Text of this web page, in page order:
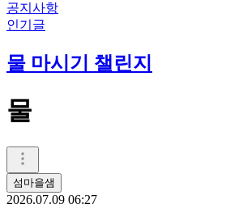
공지사항
인기글
물 마시기 챌린지
물
섬마을샘
2026.07.09 06:27